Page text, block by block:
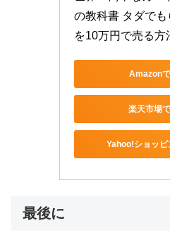
の教科書 タダでも
を10万円で売る方
Amazon
楽天市場
Yahoo!ショッピ
最後に